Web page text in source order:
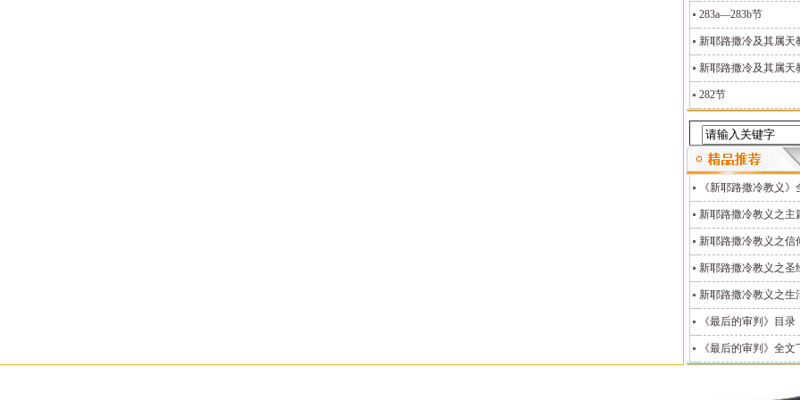
283a—283b节
新耶路撒冷及其属天
新耶路撒冷及其属天
282节
《新耶路撒冷教义》
新耶路撒冷教义之主
新耶路撒冷教义之信
新耶路撒冷教义之圣
新耶路撒冷教义之生
《最后的审判》目录
《最后的审判》全文